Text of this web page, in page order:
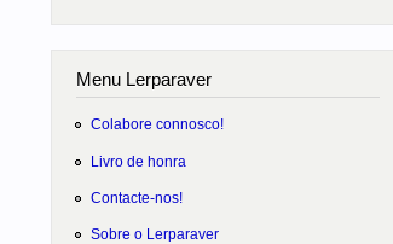
Menu Lerparaver
Colabore connosco!
Livro de honra
Contacte-nos!
Sobre o Lerparaver